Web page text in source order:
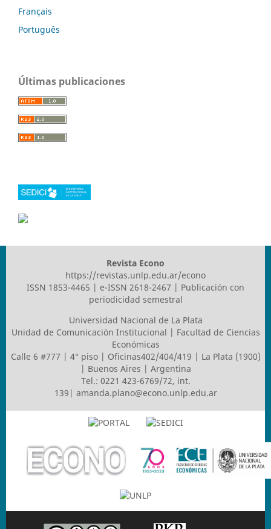
Français
Português
Últimas publicaciones
Revista Econo
https://revistas.unlp.edu.ar/econo
ISSN 1853-4465 | e-ISSN 2618-2467 | Publicación con
periodicidad semestral
Universidad Nacional de La Plata
Unidad de Comunicación Institucional | Facultad de Ciencias
Económicas
Calle 6 #777 | 4° piso | Oficinas402/404/419 | La Plata (1900)
| Buenos Aires | Argentina
Tel.: 0221 423-6769/72, int.
139| amanda.plano@econo.unlp.edu.ar